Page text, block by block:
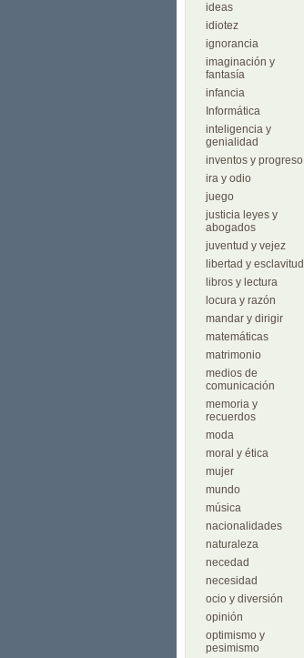
ideas
idiotez
ignorancia
imaginación y
fantasía
infancia
Informática
inteligencia y
genialidad
inventos y progreso
ira y odio
juego
justicia leyes y
abogados
juventud y vejez
libertad y esclavitud
libros y lectura
locura y razón
mandar y dirigir
matemáticas
matrimonio
medios de
comunicación
memoria y
recuerdos
moda
moral y ética
mujer
mundo
música
nacionalidades
naturaleza
necedad
necesidad
ocio y diversión
opinión
optimismo y
pesimismo